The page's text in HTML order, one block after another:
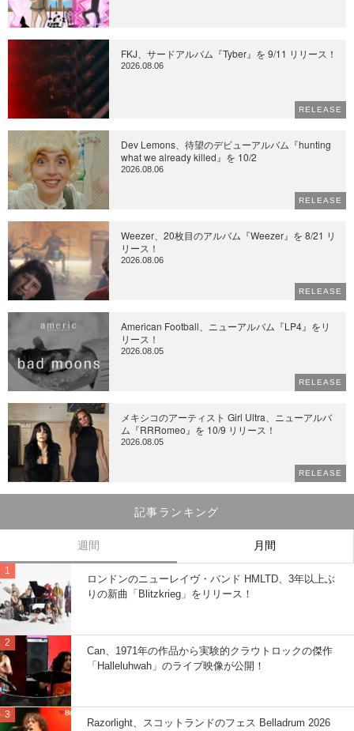
FKJ、サードアルバム『Tyber』を 9/11 リリース！
2026.08.06
RELEASE
Dev Lemons、待望のデビューアルバム『hunting
what we already killed』を 10/2
2026.08.06
RELEASE
Weezer、20枚目のアルバム『Weezer』を 8/21 リ
リース！
2026.08.06
RELEASE
American Football、ニューアルバム『LP4』をリ
リース！
2026.08.05
RELEASE
メキシコのアーティスト Girl Ultra、ニューアルバ
ム『RRRomeo』を 10/9 リリース！
2026.08.05
RELEASE
記事ランキング
週間 月間
ロンドンのニューレイヴ・バンド HMLTD、3年以上ぶ
りの新曲「Blitzkrieg」をリリース！
Can、1971年の作品から実験的クラウトロックの傑作
「Halleluhwah」のライブ映像が公開！
Razorlight、スコットランドのフェス Belladrum 2026